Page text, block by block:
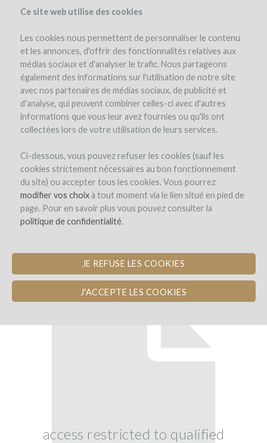
Ce site web utilise des cookies
Les cookies nous permettent de personnaliser le contenu
et les annonces, d'offrir des fonctionnalités relatives aux
médias sociaux et d'analyser le trafic. Nous partageons
également des informations sur l'utilisation de notre site
avec nos partenaires de médias sociaux, de publicité et
d'analyse, qui peuvent combiner celles-ci avec d'autres
informations que vous leur avez fournies ou qu'ils ont
collectées lors de votre utilisation de leurs services.
Ci-dessous, vous pouvez refuser les cookies (sauf les
cookies strictement nécessaires au bon fonctionnement
du site) ou accepter tous les cookies. Vous pourrez
modifier vos choixà tout moment via le lien situé en pied de
page. Pour en savoir plus vous pouvez consulter la
politique de confidentialité.
JE REFUSE LES COOKIES
J'ACCEPTE LES COOKIES
the project team expert opinion interest in wine cost & risk
investment details documents investors(33)
Château Montplaisir
CONSTRUCTION OF A WINE TASTING
access restricted to qualified